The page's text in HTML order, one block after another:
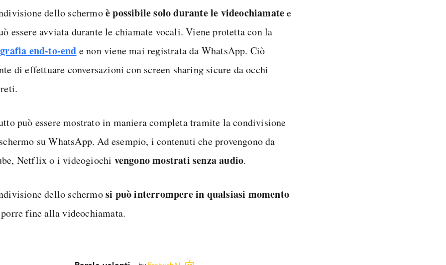
dello schermoè possibile solo durante le videochiamatee
essere avviata durante le chiamate vocali. Viene protetta con la
end-to-end e non viene mai registrata da WhatsApp. Ciò
di effettuare conversazioni con screen sharing sicure da occhi
può essere mostrato in maniera completa tramite la condivisione
su WhatsApp. Ad esempio, i contenuti che provengono da
Netflix o i videogiochi vengono mostrati senza audio.
dello schermosi può interrompere in qualsiasi momento
porre fine alla videochiamata.